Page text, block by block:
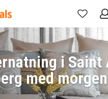
Mine
i Saint
med